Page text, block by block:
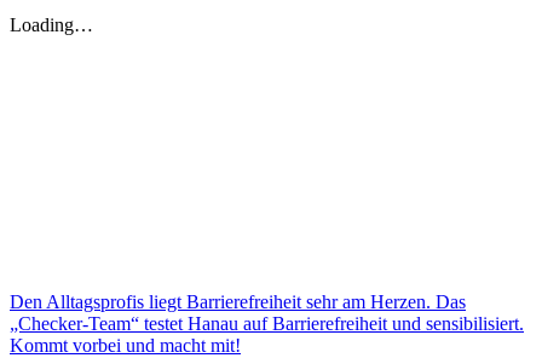
Loading…
Den Alltagsprofis liegt Barrierefreiheit sehr am Herzen. Das
„Checker-Team“ testet Hanau auf Barrierefreiheit und sensibilisiert.
Kommt vorbei und macht mit!